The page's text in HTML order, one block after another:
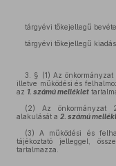
tárgyévi tőkejellegű
tárgyévi tőkejellegű
3. § (1) Az önkormányzat
illetve működési és
az 1. számú melléklet
(2) Az önkormányzat
alakulását a 2. számú
(3) A működési és
tájékoztató jelleggel,
tartalmazza.